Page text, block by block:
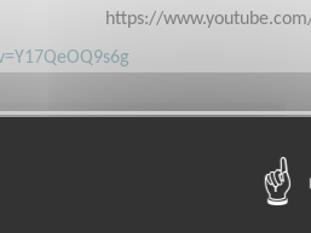
https://